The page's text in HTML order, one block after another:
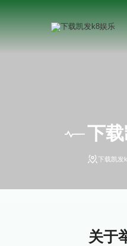
下
下载凯发
关于